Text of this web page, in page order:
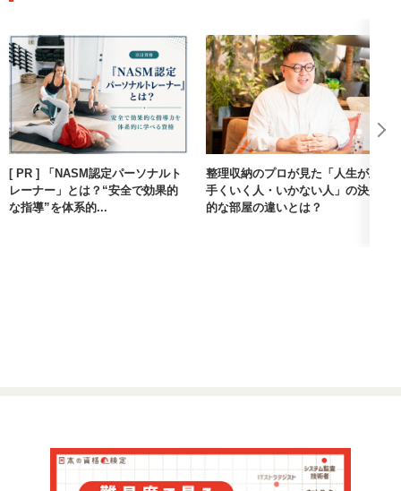
[ PR ] 「NASM認定パーソナルト
レーナー」とは？“安全で効果的
な指導”を体系的...
整理収納のプロが見た「人生が上
手くいく人・いかない人」の決定
的な部屋の違いとは？